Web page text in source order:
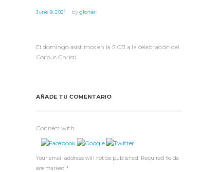
June 9, 2021 by glorias
El domingo asistimos en la SICB a la celebración del
Corpus Christi
AÑADE TU COMENTARIO
Connect with:
Your email address will not be published. Required fields
are marked *